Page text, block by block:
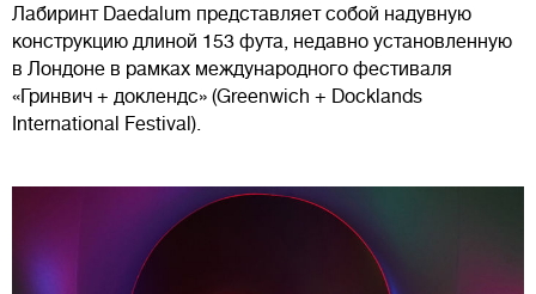
Лабиринт Daedalum представляет собой надувную
конструкцию длиной 153 фута, недавно установленную
в Лондоне в рамках международного фестиваля
«Гринвич + доклендс» (Greenwich + Docklands
International Festival).